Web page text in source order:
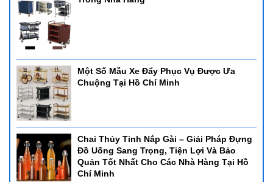
Một Số Mẫu Xe Đẩy Phục Vụ Được Ưa
Chuộng Tại Hồ Chí Minh
Chai Thủy Tinh Nắp Gài – Giải Pháp Đựng
Đồ Uống Sang Trọng, Tiện Lợi Và Bảo
Quản Tốt Nhất Cho Các Nhà Hàng Tại Hồ
Chí Minh